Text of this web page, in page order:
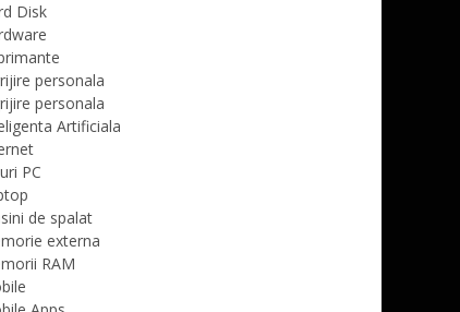
Disk
personala
personala
Artificiala
PC
de spalat
externa
RAM